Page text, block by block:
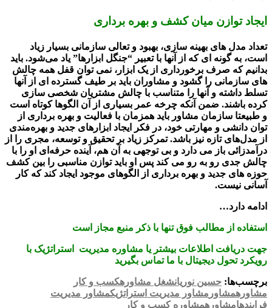
ایجاد توازن میان کشف و بهره برداری
تعداد مدل های بهینه سازی، بهبود و تعالی سازمانی بسیار زیاد
است، به گونه ای که از آنها با تعبیر “جنگل ابزارها” یاد می‌شود. باید
بدانیم که صرف برخورداری از یک ابزار، نمی توان قفل همه چالش
های سازمانی را گشود و مشاوران باید بر طیف گسترده ای از آنها
تسلط داشته و آنها را متناسب با چالش مشتریان شخصی سازی
کرده باشند. ضمن آنکه چرخه عمر بسیاری از آن الگوها کوتاه است
و طبیعتا سازمان مشاور باید همزمان با فعالیت و بهره برداری از
توان دانشی و مهارتی خود، در فکر ایجاد ابزارهای جدید و بهره‌مندی
از مدل‌های تازه نیز باشد. تمرکز زیاد بر تحقیق و توسعه، مجری را از
درآمدزائی باز می دارد و بی توجهی به آن هم، آینده حرفه‌ای او را با
چالش جدی رو به رو می کند پس او باید توازن مناسبی را بین کشف
حوزه های جدید و بهره برداری از الگوهای موجود ایجاد کند که کار
آسانی نیست.
ادامه دارد…
استفاده از مطالب فوق تنها با ذکر منبع مجاز است
جهت دریافت اطلاعات بیشتر یا مشاوره مدیریت استراتژیک با
رویکرد تحول دیجیتال با ما تماس بگیرید
برچسب‌ها: حسین نوریانشغل مشاورهکسب و کار
مشاورهمشاور مشاور مدیریت استراتژیکمشاور مدیریت
فرایندهامشاورهمشاوره کسب و کار